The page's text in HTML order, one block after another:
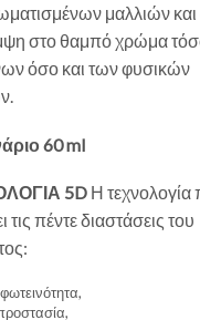
μαλλιών και
στο θαμπό χρώμα
όσο και των φυσικών
60 ml
5D Η τεχνολογία
τις πέντε διαστάσεις του